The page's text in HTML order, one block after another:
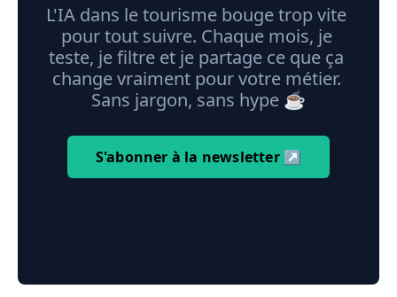
L'IA dans le tourisme bouge trop vite
pour tout suivre. Chaque mois, je
teste, je filtre et je partage ce que ça
change vraiment pour votre métier.
Sans jargon, sans hype ☕️
S'abonner à la newsletter ↗